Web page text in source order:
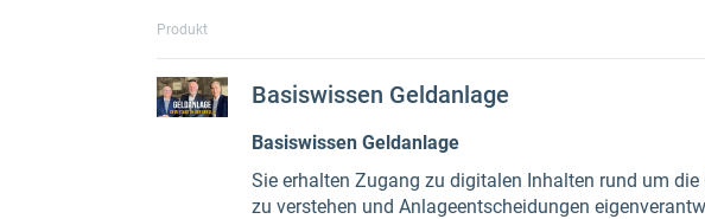
Produkt
Basiswissen Geldanlage
Basiswissen Geldanlage
Sie erhalten Zugang zu digitalen Inhalten rund um
zu verstehen und Anlageentscheidungen